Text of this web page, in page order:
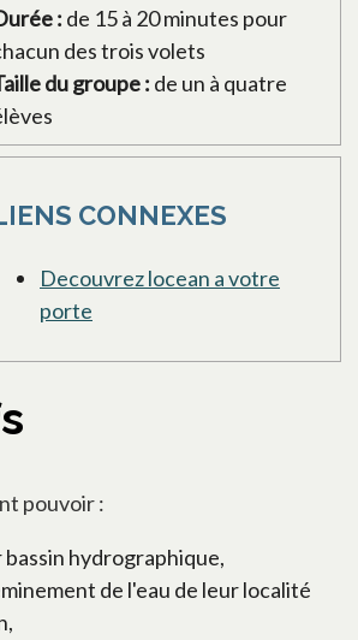
: de 15 à 20 minutes pour
des trois volets
du groupe : de un à quatre
CONNEXES
Decouvrez locean a votre
porte
pouvoir :
hydrographique,
de l'eau de leur localité